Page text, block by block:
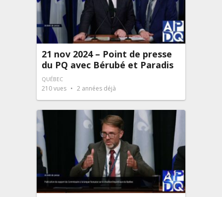
21 nov 2024 – Point de presse
du PQ avec Bérubé et Paradis
QUÉBEC
210vues 2 années déjà